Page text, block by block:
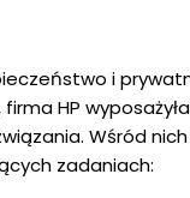
i
HP
Wśród
zadaniach: